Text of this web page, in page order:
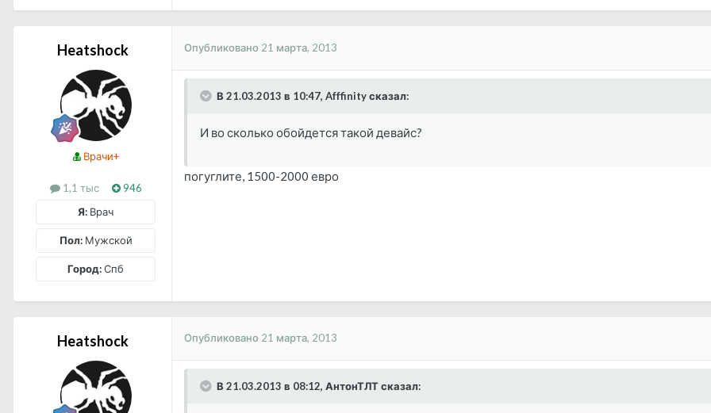
Heatshock
Врачи+
1,1 тыс
946
Я: Врач
Пол:Мужской
Город:Спб
Опубликовано 21 марта, 2013
В 21.03.2013 в 10:47, Afffinity сказал:
И во сколько обойдется такой девайс?
погуглите, 1500-2000 евро
Heatshock Опубликовано 21 марта, 2013
В 21.03.2013 в 08:12, АнтонТЛТ сказал: